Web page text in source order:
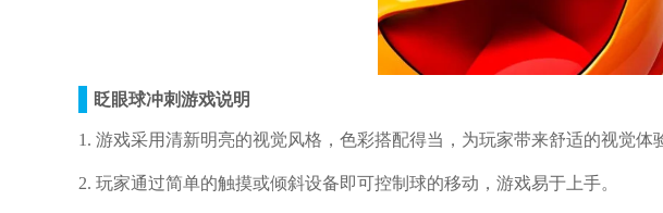
眨眼球冲刺游戏说明
1. 游戏采用清新明亮的视觉风格，色彩搭配得当，为玩家带来舒适的视觉体
2. 玩家通过简单的触摸或倾斜设备即可控制球的移动，游戏易于上手。